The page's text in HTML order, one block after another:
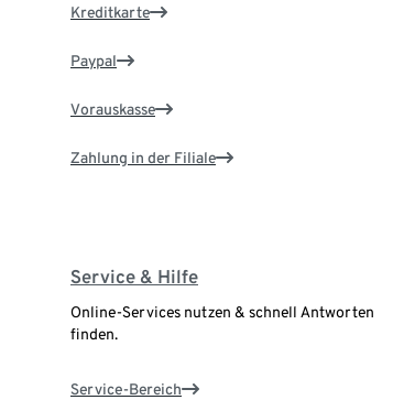
Kreditkarte
Paypal
Vorauskasse
Zahlung in der Filiale
Service & Hilfe
Online-Services nutzen & schnell Antworten
finden.
Service-Bereich